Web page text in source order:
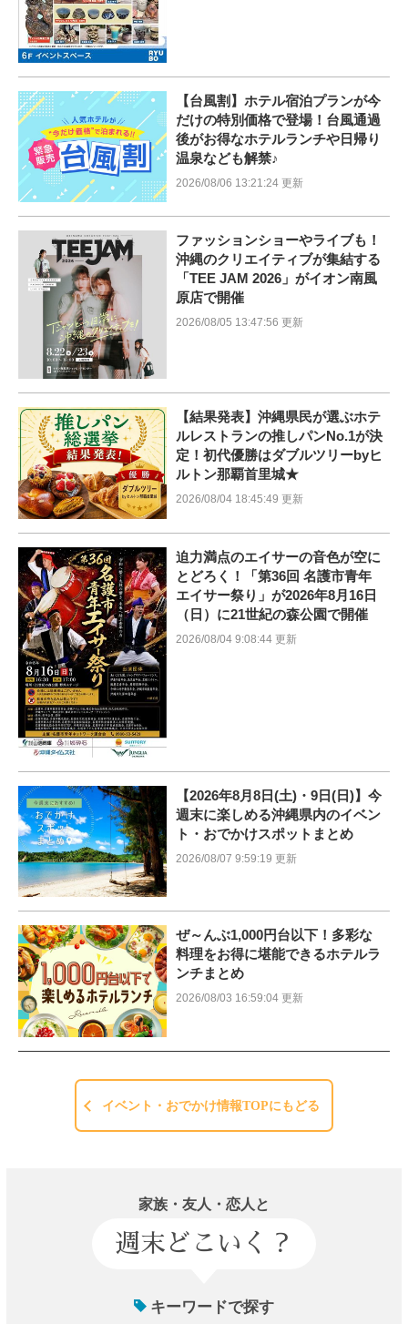
【台風割】ホテル宿泊プランが今
だけの特別価格で登場！台風通過
後がお得なホテルランチや日帰り
温泉なども解禁♪
2026/08/06 13:21:24 更新
ファッションショーやライブも！
沖縄のクリエイティブが集結する
「TEE JAM 2026」がイオン南風
原店で開催
2026/08/05 13:47:56 更新
【結果発表】沖縄県民が選ぶホテ
ルレストランの推しパンNo.1が決
定！初代優勝はダブルツリーbyヒ
ルトン那覇首里城★
2026/08/04 18:45:49 更新
迫力満点のエイサーの音色が空に
とどろく！「第36回 名護市青年
エイサー祭り」が2026年8月16日
（日）に21世紀の森公園で開催
2026/08/04 9:08:44 更新
【2026年8月8日(土)・9日(日)】今
週末に楽しめる沖縄県内のイベン
ト・おでかけスポットまとめ
2026/08/07 9:59:19 更新
ぜ～んぶ1,000円台以下！多彩な
料理をお得に堪能できるホテルラ
ンチまとめ
2026/08/03 16:59:04 更新
イベント・おでかけ情報TOPにもどる
家族・友人・恋人と
週末どこいく？
キーワードで探す